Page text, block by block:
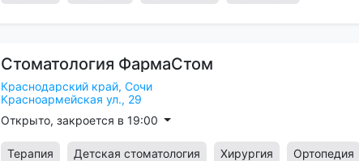
Стоматология ФармаСтом
Краснодарский край, Сочи
Красноармейская ул., 29
Открыто, закроется в 19:00
Терапия Детская стоматология Хирургия Ортопедия